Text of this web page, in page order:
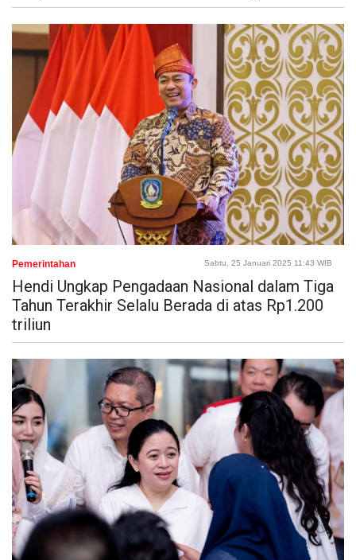
Pemerintahan Sabtu, 25 Januari 2025 11:43 WIB
Hendi Ungkap Pengadaan Nasional dalam Tiga
Tahun Terakhir Selalu Berada di atas Rp1.200
triliun